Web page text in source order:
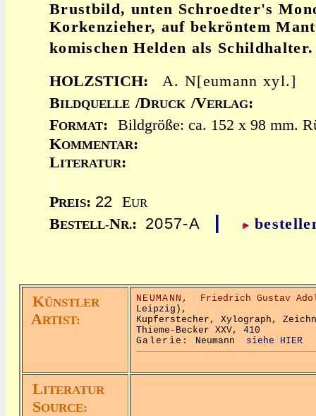
Brustbild, unten Schroedter's
Korkenzieher, auf bekröntem
komischen Helden als Schildhalter.
HOLZSTICH:
A. N[eumann xyl.]
BILDQUELLE /DRUCK /VERLAG:
FORMAT:
Bildgröße: ca. 152 x 98 mm.
KOMMENTAR:
LITERATUR:
x
PREIS: 22 EUR
BESTELL-NR.: 2057-A
KÜNSTLER
ARTIST:
NEUMANN,
Friedrich Gustav
Leipzig),
Kupferstecher, Xylograph,
Thieme-Becker XXV, 410
Galerie: Neumann siehe HIER
LITERATUR
SOURCE: